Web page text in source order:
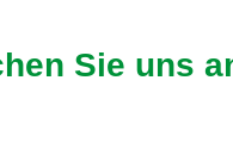
Sie uns